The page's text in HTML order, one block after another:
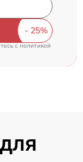
cполитикой